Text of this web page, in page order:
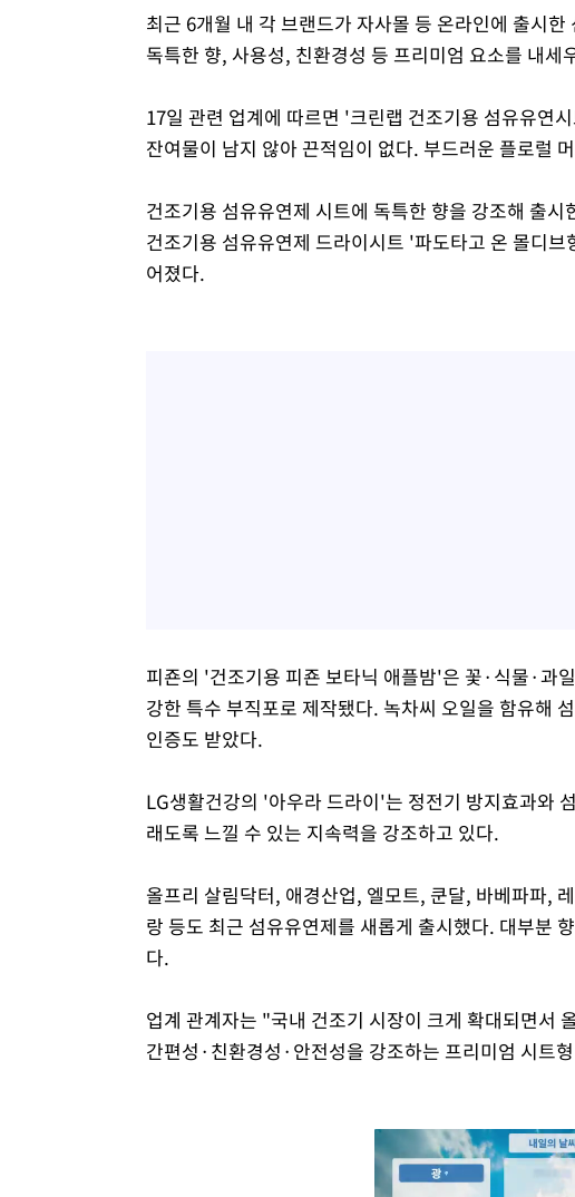
최근 6개월 내 각 브랜드가 자사몰 등 온라인에 출시
독특한 향, 사용성, 친환경성 등 프리미엄 요소를 내세
17일 관련 업계에 따르면 '크린랩 건조기용 섬유유연
잔여물이 남지 않아 끈적임이 없다. 부드러운 플로럴
건조기용 섬유유연제 시트에 독특한 향을 강조해 출
건조기용 섬유유연제 드라이시트 '파도타고 온 몰디
어졌다.
피죤의 '건조기용 피죤 보타닉 애플밤'은 꽃·식물·과
강한 특수 부직포로 제작됐다. 녹차씨 오일을 함유해
인증도 받았다.
LG생활건강의 '아우라 드라이'는 정전기 방지효과와
래도록 느낄 수 있는 지속력을 강조하고 있다.
올프리 살림닥터, 애경산업, 엘모트, 쿤달, 바베파파,
랑 등도 최근 섬유유연제를 새롭게 출시했다. 대부분
다.
업계 관계자는 "국내 건조기 시장이 크게 확대되면서
간편성·친환경성·안전성을 강조하는 프리미엄 시트